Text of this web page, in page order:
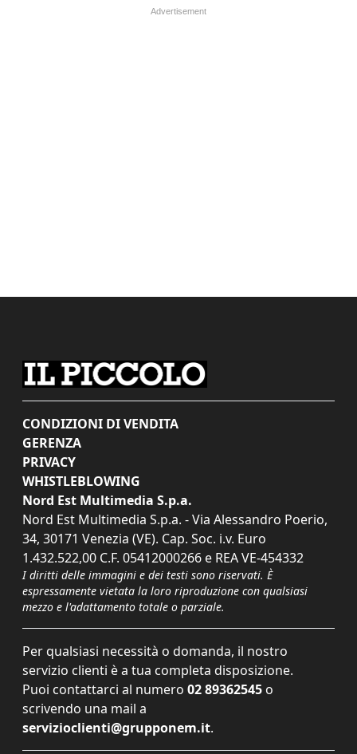
CONDIZIONI DI VENDITA
GERENZA
PRIVACY
WHISTLEBLOWING
Nord Est Multimedia S.p.a.
Nord Est Multimedia S.p.a. - Via Alessandro Poerio,
34, 30171 Venezia (VE). Cap. Soc. i.v. Euro
1.432.522,00 C.F. 05412000266 e REA VE-454332
I diritti delle immagini e dei testi sono riservati. È
espressamente vietata la loro riproduzione con qualsiasi
mezzo e l'adattamento totale o parziale.
Per qualsiasi necessità o domanda, il nostro
servizio clienti è a tua completa disposizione.
Puoi contattarci al numero 02 89362545 o
scrivendo una mail a
servizioclienti@grupponem.it.